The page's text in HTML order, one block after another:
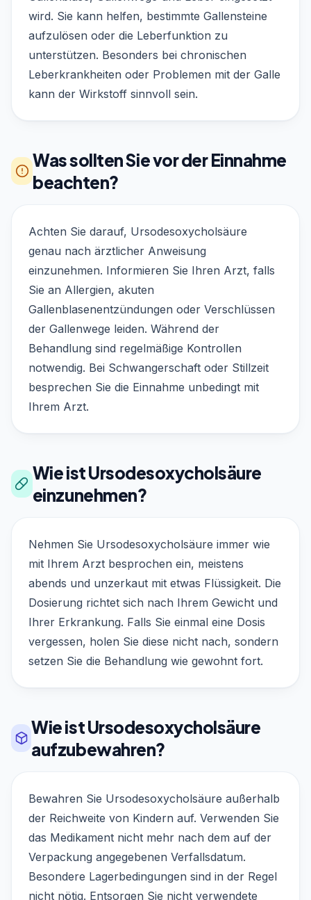
wird. Sie kann helfen, bestimmte Gallensteine
aufzulösen oder die Leberfunktion zu
unterstützen. Besonders bei chronischen
Leberkrankheiten oder Problemen mit der Galle
kann der Wirkstoff sinnvoll sein.
Was sollten Sie vor der Einnahme
beachten?
Achten Sie darauf, Ursodesoxycholsäure
genau nach ärztlicher Anweisung
einzunehmen. Informieren Sie Ihren Arzt, falls
Sie an Allergien, akuten
Gallenblasenentzündungen oder Verschlüssen
der Gallenwege leiden. Während der
Behandlung sind regelmäßige Kontrollen
notwendig. Bei Schwangerschaft oder Stillzeit
besprechen Sie die Einnahme unbedingt mit
Ihrem Arzt.
Wie ist Ursodesoxycholsäure
einzunehmen?
Nehmen Sie Ursodesoxycholsäure immer wie
mit Ihrem Arzt besprochen ein, meistens
abends und unzerkaut mit etwas Flüssigkeit. Die
Dosierung richtet sich nach Ihrem Gewicht und
Ihrer Erkrankung. Falls Sie einmal eine Dosis
vergessen, holen Sie diese nicht nach, sondern
setzen Sie die Behandlung wie gewohnt fort.
Wie ist Ursodesoxycholsäure
aufzubewahren?
Bewahren Sie Ursodesoxycholsäure außerhalb
der Reichweite von Kindern auf. Verwenden Sie
das Medikament nicht mehr nach dem auf der
Verpackung angegebenen Verfallsdatum.
Besondere Lagerbedingungen sind in der Regel
nicht nötig. Entsorgen Sie nicht verwendete